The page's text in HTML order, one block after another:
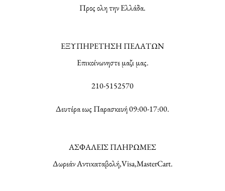
Προς ολη την Ελλάδα.
ΕΞΥΠΗΡΕΤΗΣΗ ΠΕΛΑΤΩΝ
Επικοίνωνηστε μαζι μας.
210-5152570
Δευτέρα εως Παρασκευή 09:00-17:00.
ΑΣΦΑΛΕΙΣ ΠΛΗΡΩΜΕΣ
Δωρεάν Αντικαταβολή,Visa,MasterCart.